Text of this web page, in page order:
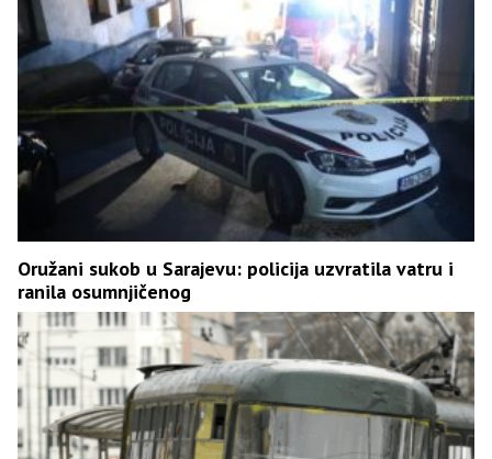
Oružani sukob u Sarajevu: policija uzvratila vatru i
ranila osumnjičenog